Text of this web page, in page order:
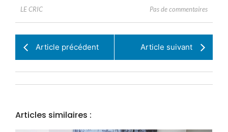
LE CRIC Pas de commentaires
Article précédent Article suivant
Articles similaires :